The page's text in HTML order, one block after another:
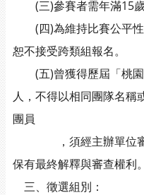
(三)參賽者需年滿15歲
(四)為維持比賽公平性
恕不接受跨類組報名。
(五)曾獲得歷屆「桃園
人，不得以相同團隊名稱
團員
，須經主辦單位審核
保有最終解釋與審查權利。
三、徵選組別：